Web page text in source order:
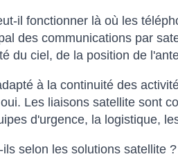
il fonctionner là où les
des communications par
du ciel, de la position de
à la continuité des
Les liaisons satellite sont
d'urgence, la logistique,
selon les solutions satellite ?